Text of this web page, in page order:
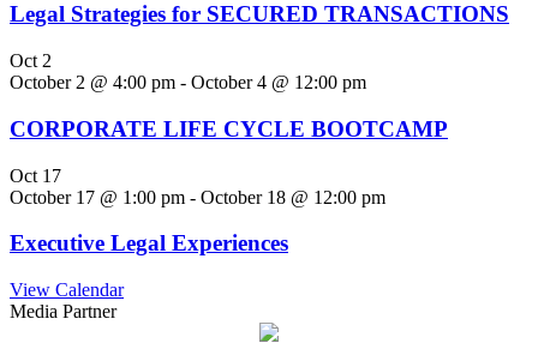
Legal Strategies for SECURED TRANSACTIONS
Oct 2
October 2 @ 4:00 pm - October 4 @ 12:00 pm
CORPORATE LIFE CYCLE BOOTCAMP
Oct 17
October 17 @ 1:00 pm - October 18 @ 12:00 pm
Executive Legal Experiences
View Calendar
Media Partner